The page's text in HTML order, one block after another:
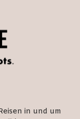
in und um